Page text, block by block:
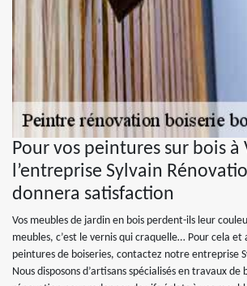
Pour vos peintures sur bois à
l’entreprise Sylvain
donnera satisfaction
Vos meubles de jardin en bois perdent-ils leur
meubles, c’est le vernis qui craquelle… Pour cela
peintures de boiseries, contactez notre entreprise
Nous disposons d’artisans spécialisés en travaux